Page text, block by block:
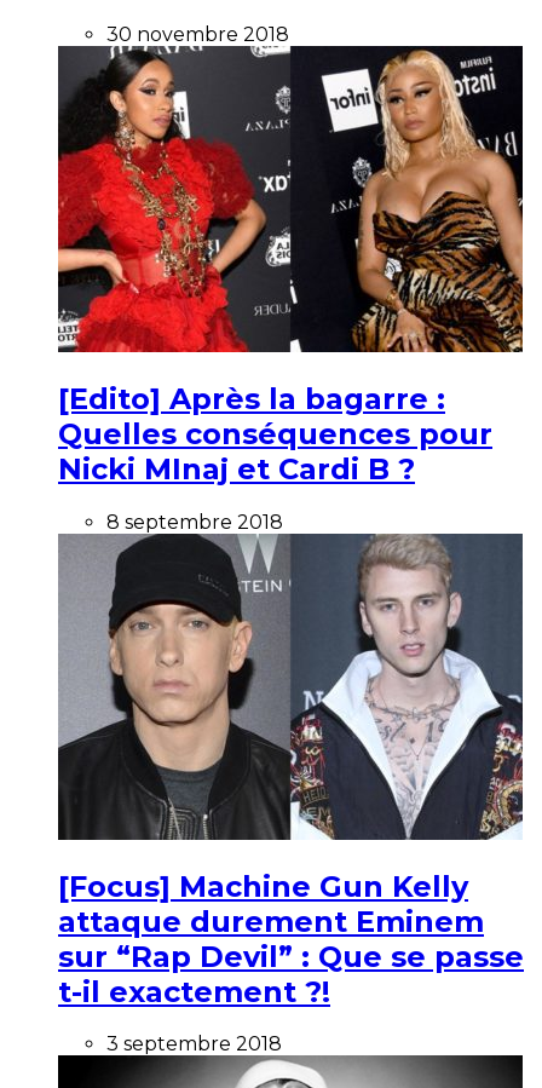
30 novembre 2018
[Edito] Après la bagarre :
Quelles conséquences pour
Nicki MInaj et Cardi B ?
8 septembre 2018
[Focus] Machine Gun Kelly
attaque durement Eminem
sur “Rap Devil” : Que se passe
t-il exactement ?!
3 septembre 2018